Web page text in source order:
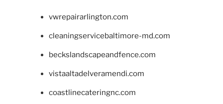
vwrepairarlington.com
cleaningservicebaltimore-md.com
beckslandscapeandfence.com
vistaaltadelveramendi.com
coastlinecateringnc.com